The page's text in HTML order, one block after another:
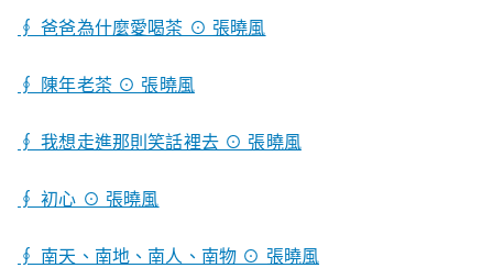
∮ 爸爸為什麼愛喝茶 ⊙ 張曉風
∮ 陳年老茶 ⊙ 張曉風
∮ 我想走進那則笑話裡去 ⊙ 張曉風
∮ 初心 ⊙ 張曉風
∮ 南天、南地、南人、南物 ⊙ 張曉風